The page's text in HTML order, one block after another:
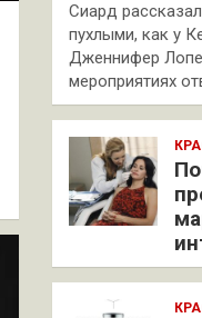
Сиард
пухлыми, как у
Дженнифер
мероприятиях